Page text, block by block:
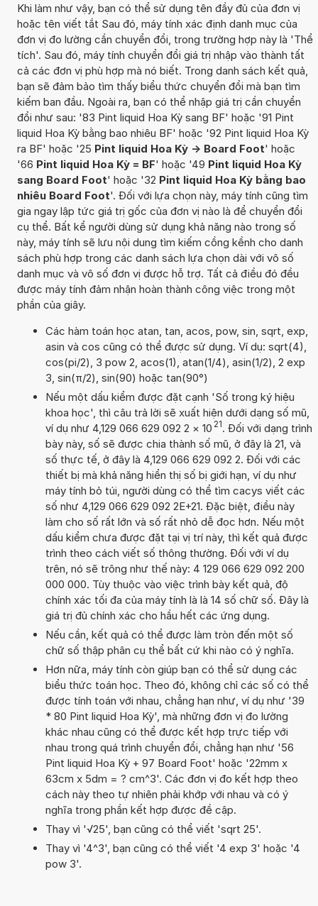
Khi làm như vậy, bạn có thể sử dụng tên đầy đủ của đơn vị
hoặc tên viết tắt Sau đó, máy tính xác định danh mục của
đơn vị đo lường cần chuyển đổi, trong trường hợp này là 'Thể
tích'. Sau đó, máy tính chuyển đổi giá trị nhập vào thành tất
cả các đơn vị phù hợp mà nó biết. Trong danh sách kết quả,
bạn sẽ đảm bảo tìm thấy biểu thức chuyển đổi mà bạn tìm
kiếm ban đầu. Ngoài ra, bạn có thể nhập giá trị cần chuyển
đổi như sau: '83 Pint liquid Hoa Kỳ sang BF' hoặc '91 Pint
liquid Hoa Kỳ bằng bao nhiêu BF' hoặc '92 Pint liquid Hoa Kỳ
ra BF' hoặc '25 Pint liquid Hoa Kỳ -> Board Foot' hoặc
'66 Pint liquid Hoa Kỳ = BF' hoặc '49 Pint liquid Hoa Kỳ
sang Board Foot' hoặc '32 Pint liquid Hoa Kỳ bằng bao
nhiêu Board Foot'. Đối với lựa chọn này, máy tính cũng tìm
gia ngay lập tức giá trị gốc của đơn vị nào là để chuyển đổi
cụ thể. Bất kể người dùng sử dụng khả năng nào trong số
này, máy tính sẽ lưu nội dung tìm kiếm cồng kềnh cho danh
sách phù hợp trong các danh sách lựa chọn dài với vô số
danh mục và vô số đơn vị được hỗ trợ. Tất cả điều đó đều
được máy tính đảm nhận hoàn thành công việc trong một
phần của giây.
Các hàm toán học atan, tan, acos, pow, sin, sqrt, exp,
asin và cos cũng có thể được sử dụng. Ví dụ: sqrt(4),
cos(pi/2), 3 pow 2, acos(1), atan(1/4), asin(1/2), 2 exp
3, sin(π/2), sin(90) hoặc tan(90°)
Nếu một dấu kiểm được đặt cạnh 'Số trong ký hiệu
khoa học', thì câu trả lời sẽ xuất hiện dưới dạng số mũ,
ví dụ như 4,129 066 629 092 2 × 10 21. Đối với dạng trình
bày này, số sẽ được chia thành số mũ, ở đây là 21, và
số thực tế, ở đây là 4,129 066 629 092 2. Đối với các
thiết bị mà khả năng hiển thị số bị giới hạn, ví dụ như
máy tính bỏ túi, người dùng có thể tìm cacys viết các
số như 4,129 066 629 092 2E+21. Đặc biệt, điều này
làm cho số rất lớn và số rất nhỏ dễ đọc hơn. Nếu một
dấu kiểm chưa được đặt tại vị trí này, thì kết quả được
trình theo cách viết số thông thường. Đối với ví dụ
trên, nó sẽ trông như thế này: 4 129 066 629 092 200
000 000. Tùy thuộc vào việc trình bày kết quả, độ
chính xác tối đa của máy tính là là 14 số chữ số. Đây là
giá trị đủ chính xác cho hầu hết các ứng dụng.
Nếu cần, kết quả có thể được làm tròn đến một số
chữ số thập phân cụ thể bất cứ khi nào có ý nghĩa.
Hơn nữa, máy tính còn giúp bạn có thể sử dụng các
biểu thức toán học. Theo đó, không chỉ các số có thể
được tính toán với nhau, chẳng hạn như, ví dụ như '39
* 80 Pint liquid Hoa Kỳ', mà những đơn vị đo lường
khác nhau cũng có thể được kết hợp trực tiếp với
nhau trong quá trình chuyển đổi, chẳng hạn như '56
Pint liquid Hoa Kỳ + 97 Board Foot' hoặc '22mm x
63cm x 5dm = ? cm^3'. Các đơn vị đo kết hợp theo
cách này theo tự nhiên phải khớp với nhau và có ý
nghĩa trong phần kết hợp được đề cập.
Thay vì '√25', bạn cũng có thể viết 'sqrt 25'.
Thay vì '4^3', bạn cũng có thể viết '4 exp 3' hoặc '4
pow 3'.